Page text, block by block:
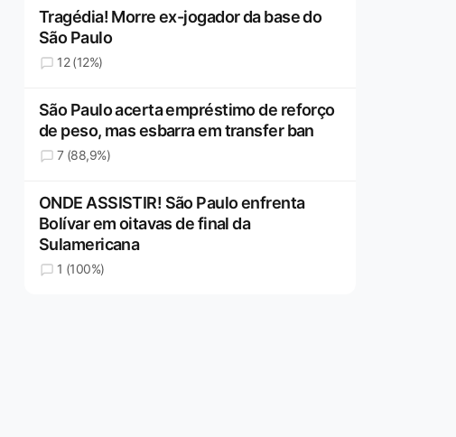
Tragédia! Morre ex-jogador da base do
São Paulo
12 (12%)
São Paulo acerta empréstimo de reforço
de peso, mas esbarra em transfer ban
7 (88,9%)
ONDE ASSISTIR! São Paulo enfrenta
Bolívar em oitavas de final da
Sulamericana
1 (100%)